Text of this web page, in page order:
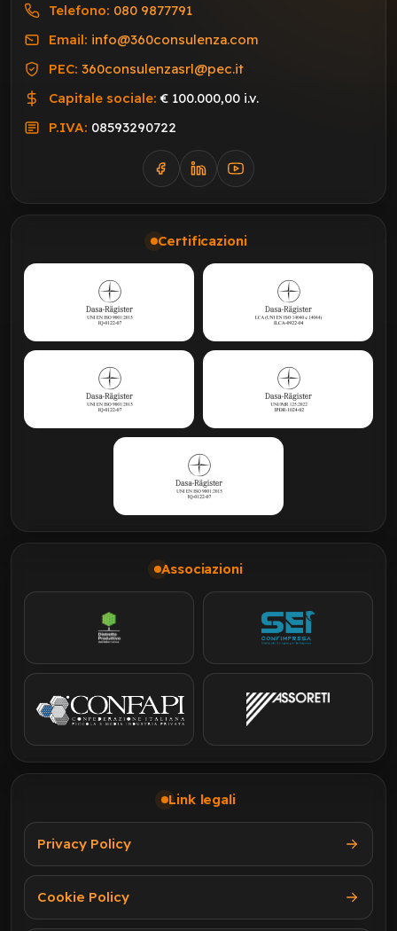
Telefono: 080 9877791
Email: info@360consulenza.com
PEC: 360consulenzasrl@pec.it
Capitale sociale: € 100.000,00 i.v.
P.IVA: 08593290722
Certificazioni
Associazioni
Link legali
Privacy Policy
Cookie Policy